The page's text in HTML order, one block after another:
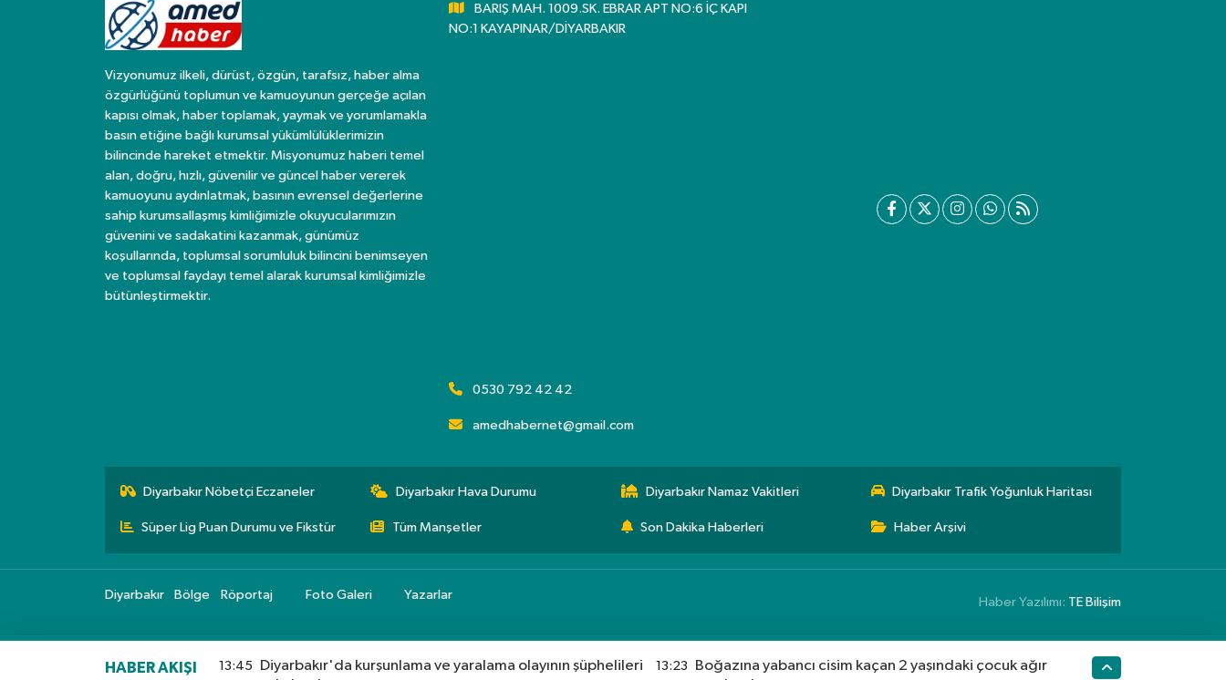
Vizyonumuz ilkeli, dürüst, özgün, tarafsız, haber alma
özgürlüğünü toplumun ve kamuoyunun gerçeğe açılan
kapısı olmak, haber toplamak, yaymak ve yorumlamakla
basın etiğine bağlı kurumsal yükümlülüklerimizin
bilincinde hareket etmektir. Misyonumuz haberi temel
alan, doğru, hızlı, güvenilir ve güncel haber vererek
kamuoyunu aydınlatmak, basının evrensel değerlerine
sahip kurumsallaşmış kimliğimizle okuyucularımızın
güvenini ve sadakatini kazanmak, günümüz
koşullarında, toplumsal sorumluluk bilincini benimseyen
ve toplumsal faydayı temel alarak kurumsal kimliğimizle
bütünleştirmektir.
BARIŞ MAH. 1009.SK. EBRAR APT NO:6 İÇ KAPI
NO:1 KAYAPINAR/DİYARBAKIR
0530 792 42 42
amedhabernet@gmail.com
Diyarbakır Nöbetçi Eczaneler Diyarbakır Hava Durumu Diyarbakır Namaz Vakitleri Diyarbakır Trafik Yoğunluk Haritası
Süper Lig Puan Durumu ve Fikstür Tüm Manşetler Son Dakika Haberleri Haber Arşivi
Diyarbakır Bölge Röportaj Foto Galeri Yazarlar
Haber Yazılımı: TE Bilişim
HABER AKIŞI 13:45
Diyarbakır'da kurşunlama ve yaralama olayının şüphelileri
13:23
Boğazına yabancı cisim kaçan 2 yaşındaki çocuk ağır